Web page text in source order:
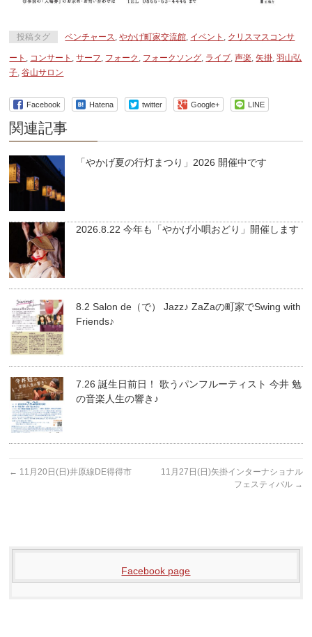
投稿タグ ベンチャース ,やかげ町家交流館 イベント クリスマスコンサ
ート コンサート ,サーフ フォーク フォークソング ライブ ,声楽 ,矢掛 ,羽山弘
子 ,谷山サロン
Facebook Hatena twitter Google+ LINE
関連記事
「やかげ夏の行灯まつり」2026 開催中です
2026.8.22 今年も「やかげ小唄おどり」開催します
8.2 Salon de（で） Jazz♪ ZaZaの町家でSwing with
Friends♪
7.26 誕生日前日！ 歌うパンフルーティスト 今井 勉
の音楽人生の響き♪
← 11月20日(日)井原線DE得得市
11月27日(日)矢掛インターナショナル
フェスティバル →
Facebook page